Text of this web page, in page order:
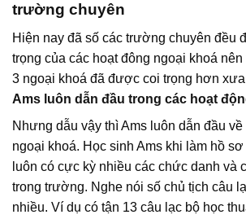
trường chuyên
Hiện nay đã số các trường chuyên đều
trọng của các hoạt đông ngoại khoá
3 ngoại khoá đã được coi trọng hơn
Ams luôn dẫn đầu trong các hoạt
Nhưng dẫu vậy thì Ams luôn dẫn đầu
ngoại khoá. Học sinh Ams khi làm hồ
luôn có cực kỳ nhiều các chức danh và
trong trường. Nghe nói số chủ tịch câu
nhiều. Ví dụ có tận 13 câu lạc bộ học